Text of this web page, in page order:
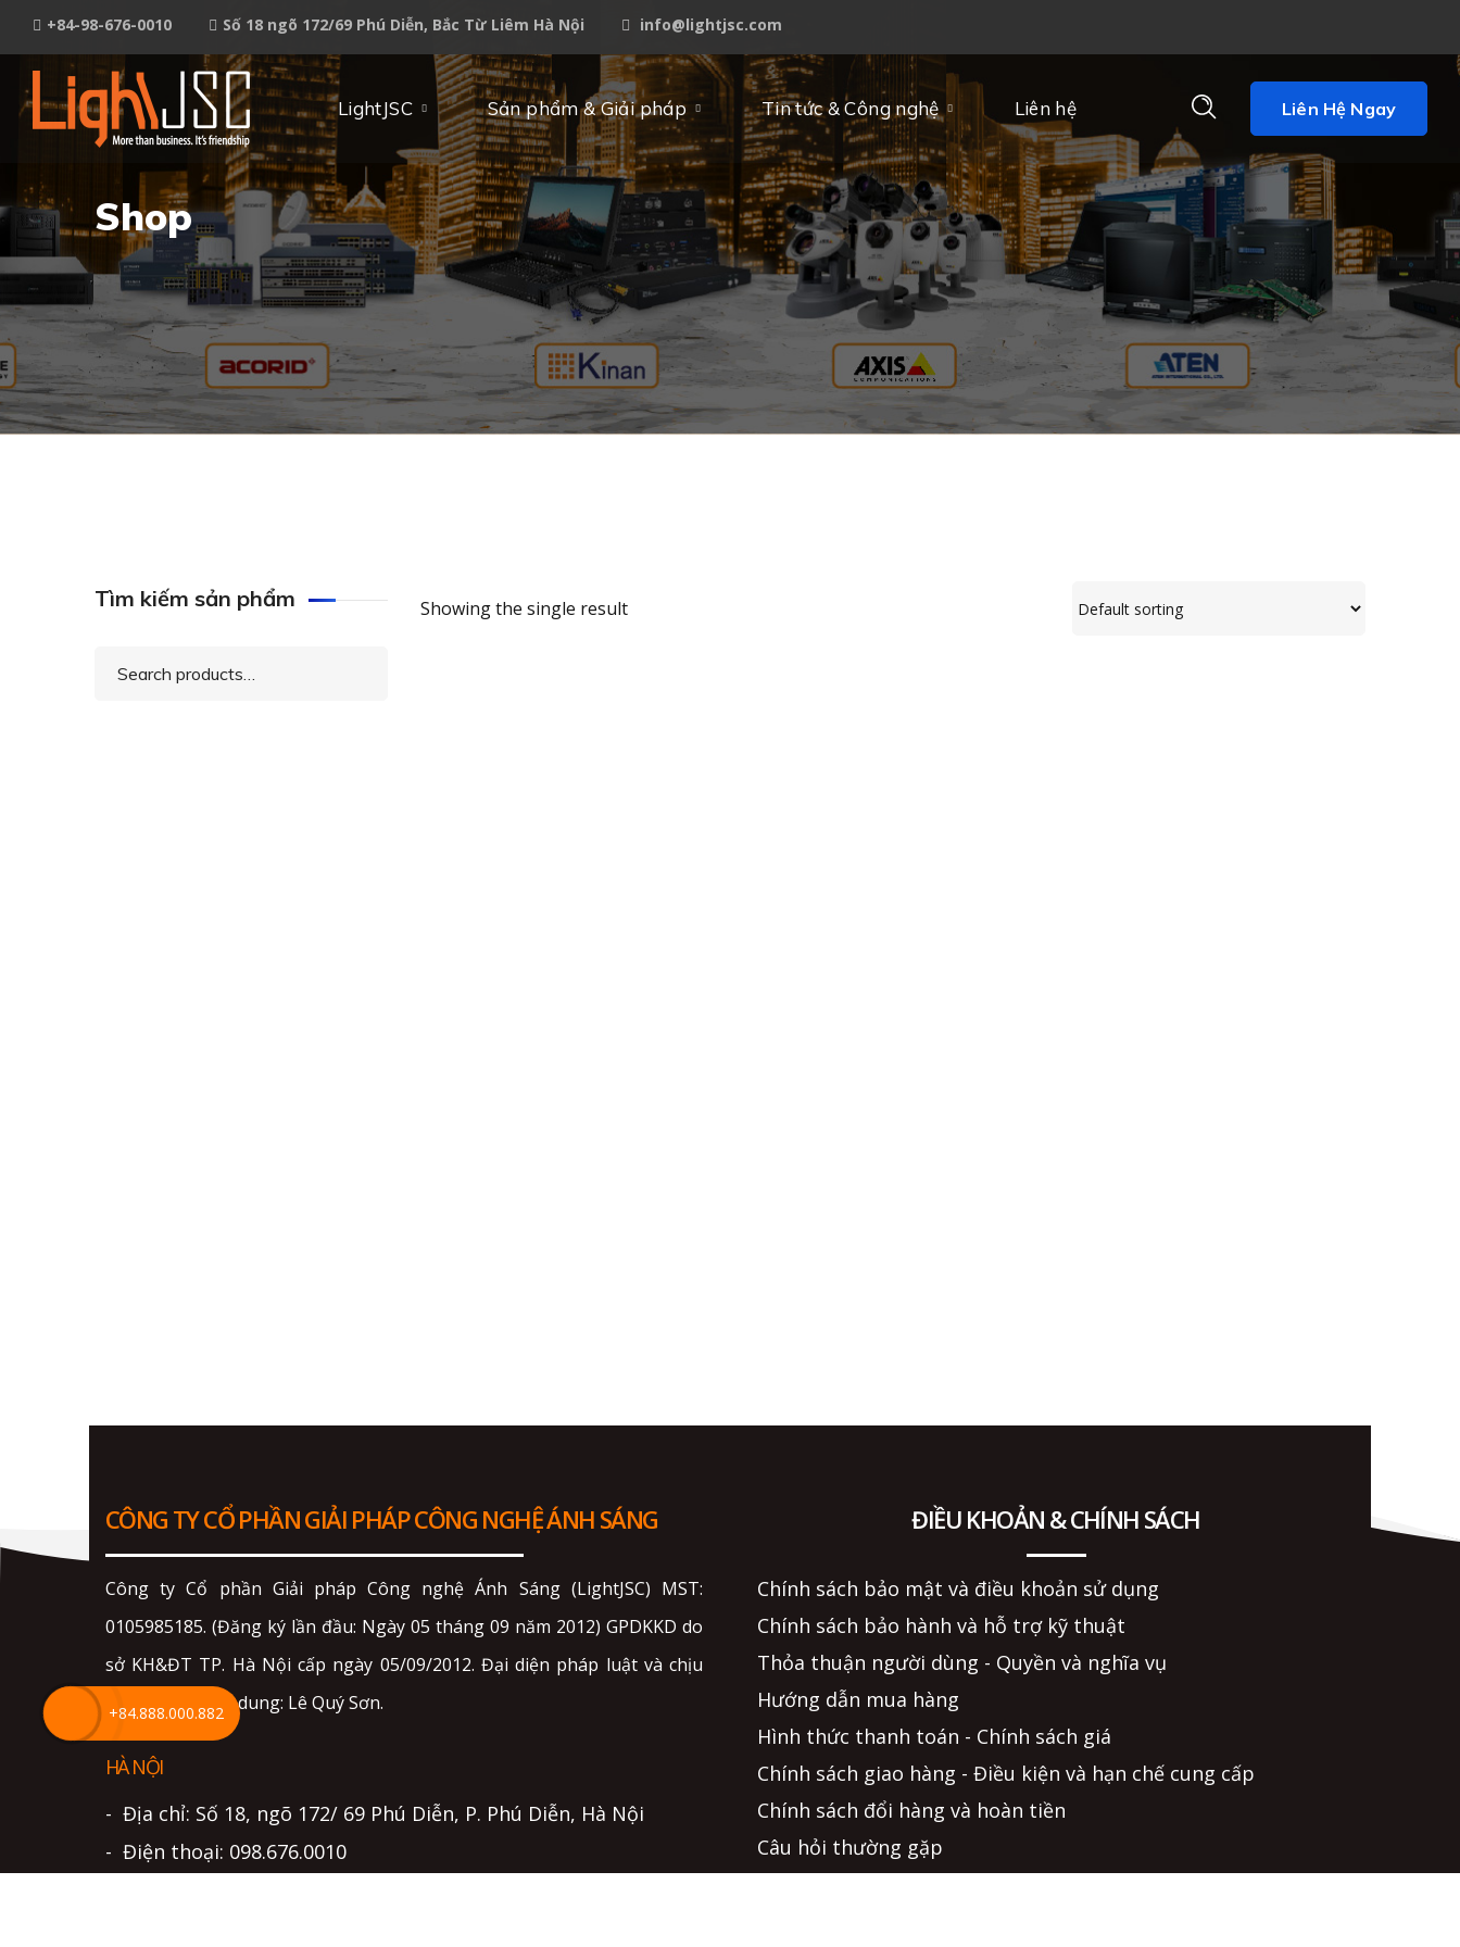
+84-98-676-0010 Số 18 ngõ 172/69 Phú Diễn, Bắc Từ Liêm Hà Nội info@lightjsc.com
LightJSC Sản phẩm & Giải pháp Tin tức & Công nghệ Liên hệ Liên Hệ Ngay
Shop
Showing the single result
Tìm kiếm sản phẩm
Search
CÔNG TY CỔ PHẦN GIẢI PHÁP CÔNG NGHỆ ÁNH SÁNG
Công ty Cổ phần Giải pháp Công nghệ Ánh Sáng (LightJSC) MST:
0105985185. (Đăng ký lần đầu: Ngày 05 tháng 09 năm 2012) GPDKKD do
sở KH&ĐT TP. Hà Nội cấp ngày 05/09/2012. Đại diện pháp luật và chịu
trách nhiệm nội dung: Lê Quý Sơn.
HÀ NỘI
- Địa chỉ: Số 18, ngõ 172/ 69 Phú Diễn, P. Phú Diễn, Hà Nội
- Điện thoại: 098.676.0010
ĐIỀU KHOẢN & CHÍNH SÁCH
Chính sách bảo mật và điều khoản sử dụng
Chính sách bảo hành và hỗ trợ kỹ thuật
Thỏa thuận người dùng - Quyền và nghĩa vụ
Hướng dẫn mua hàng
Hình thức thanh toán - Chính sách giá
Chính sách giao hàng - Điều kiện và hạn chế cung cấp
Chính sách đổi hàng và hoàn tiền
Câu hỏi thường gặp
+84.888.000.882